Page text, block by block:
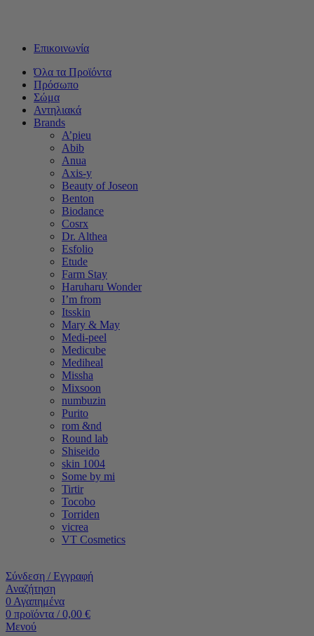
Επικοινωνία
Όλα τα Προϊόντα
Πρόσωπο
Σώμα
Αντηλιακά
Brands
A’pieu
Abib
Anua
Axis-y
Beauty of Joseon
Benton
Biodance
Cosrx
Dr. Althea
Esfolio
Etude
Farm Stay
Haruharu Wonder
I’m from
Itsskin
Mary & May
Medi-peel
Medicube
Mediheal
Missha
Mixsoon
numbuzin
Purito
rom &nd
Round lab
Shiseido
skin 1004
Some by mi
Tirtir
Tocobo
Torriden
vicrea
VT Cosmetics
Σύνδεση / Εγγραφή
Αναζήτηση
0 Αγαπημένα
0 προϊόντα / 0,00 €
Μενού